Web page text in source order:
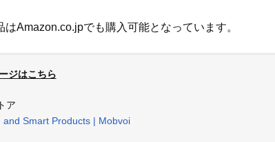
はAmazon.co.jpでも購入可能となっています。
ジはこちら
ア
and Smart Products | Mobvoi